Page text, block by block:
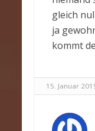
gleich
ja
kommt
15. Januar